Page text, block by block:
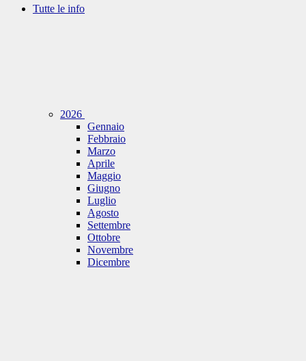
Tutte le info
2026
Gennaio
Febbraio
Marzo
Aprile
Maggio
Giugno
Luglio
Agosto
Settembre
Ottobre
Novembre
Dicembre